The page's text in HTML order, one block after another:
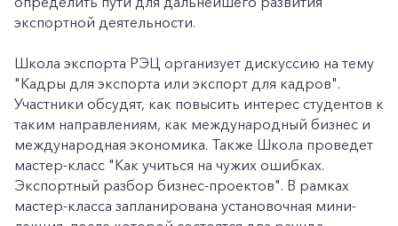
экспортной деятельности.
Школа экспорта РЭЦ организует дискуссию на тему
"Кадры для экспорта или экспорт для кадров".
Участники обсудят, как повысить интерес студентов к
таким направлениям, как международный бизнес и
международная экономика. Также Школа проведет
мастер-класс "Как учиться на чужих ошибках.
Экспортный разбор бизнес-проектов". В рамках
мастер-класса запланирована установочная мини-